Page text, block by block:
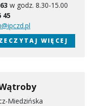
w godz. 8.30-15.00
45
WIĘCEJ
Miedzińska